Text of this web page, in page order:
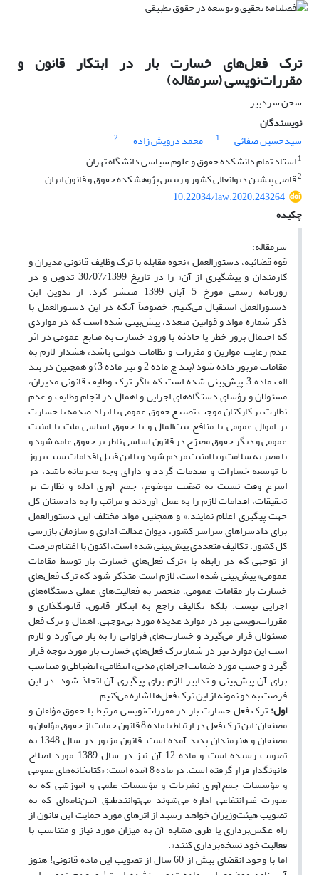
ترک فعل‌های خسارت بار در ابتکار قانون و
مقررات‌نویسی (سرمقاله)
سخن سردبیر
نویسندگان
سیدحسین صفائی
1 محمد درویش زاده
2
1استاد تمام دانشکده حقوق و علوم سیاسی دانشگاه تهران
2قاضی پیشین دیوانعالی کشور و رییس پژوهشکده حقوق و قانون ایران
10.22034/law.2020.243264
چکیده
سرمقاله:
قوه قضائیه، دستورالعمل «نحوه مقابله با ترک وظایف قانونی مدیران و
کارمندان و پیشگیری از آن» را در تاریخ 30/07/1399 تدوین و در
روزنامه رسمی مورخ 5 آبان 1399 منتشر کرد. از تدوین این
دستورالعمل استقبال می‌کنیم. خصوصاً آنکه در این دستورالعمل با
ذکر شماره مواد و قوانین متعدد، پیش‌بینی شده است که در مواردی
که احتمال بروز خطر یا حادثه یا ورود خسارت به منابع عمومی در اثر
عدم رعایت موازین و مقررات و نظامات دولتی باشد، هشدار لازم به
مقامات مزبور داده شود (بند چ ماده 2 و نیز ماده 3) و همچنین در بند
الف ماده 3 پیش‌بینی شده است که «اگر ترک وظایف قانونی مدیران،
مسئولان و رؤسای دستگاه‌های اجرایی و اهمال در انجام وظایف و عدم
نظارت بر کارکنان موجب تضییع حقوق عمومی یا ایراد صدمه یا خسارت
بر اموال عمومی یا منافع بیت‌المال و یا حقوق اساسی ملت یا امنیت
عمومی و دیگر حقوق مصرّح در قانون اساسی ناظر بر حقوق عامه شود و
یا مضر به سلامت و یا امنیت مردم شود و یا این قبیل اقدامات سبب بروز
یا توسعه خسارات و صدمات گردد و دارای وجه مجرمانه باشد، در
اسرع وقت نسبت به تعقیب موضوع، جمع آوری ادله و نظارت بر
تحقیقات، اقدامات لازم را به عمل آوردند و مراتب را به دادستان کل
جهت پیگیری اعلام نمایند.» و همچنین مواد مختلف این دستورالعمل
برای دادسراهای سراسر کشور، دیوان عدالت اداری و سازمان بازرسی
کل کشور، تکالیف متعددی پیش‌بینی شده است، اکنون با اغتنام فرصت
از توجهی که در رابطه با «ترک فعل‌های خسارت بار توسط مقامات
عمومی» پیش‌بینی شده است، لازم است متذکر شود که ترک فعل‌های
خسارت بار مقامات عمومی، منحصر به فعالیت‌های عملی دستگاه‌های
اجرایی نیست. بلکه تکالیف راجع به ابتکار قانون، قانونگذاری و
مقررات‌نویسی نیز در موارد عدیده مورد بی‌توجهی، اهمال و ترک فعل
مسئولان قرار می‌گیرد و خسارت‌های فراوانی را به بار می‌آورد و لازم
است این موارد نیز در شمار ترک فعل‌های خسارت بار مورد توجه قرار
گیرد و حسب مورد ضمانت اجراهای مدنی، انتظامی، انضباطی و متناسب
برای آن پیش‌بینی و تدابیر لازم برای پیگیری آن اتخاذ شود. در این
فرصت به دو نمونه از این ترک فعل‌ها اشاره می‌کنیم.
اول:ترک فعل خسارت بار در مقررات‌نویسی مرتبط با حقوق مؤلفان و
مصنفان: این ترک فعل در ارتباط با ماده 8 قانون حمایت از حقوق مؤلفان و
مصنفان و هنرمندان پدید آمده است. قانون مزبور در سال 1348 به
تصویب رسیده است و ماده 12 آن نیز در سال 1389 مورد اصلاح
قانونگذار قرار گرفته است. در ماده 8 آمده است: «کتابخانه‌های عمومی
و مؤسسات جمع‌آوری نشریات و مؤسسات علمی و آموزشی که به
صورت غیرانتفاعی اداره می‌شوند می‌توانند‌طبق آیین‌نامه‌ای که به
تصویب هیئت‌وزیران خواهد رسید از اثرهای مورد حمایت این قانون از
راه عکس‌برداری یا طرق مشابه آن به میزان مورد نیاز و‌ متناسب با
فعالیت خود نسخه‌برداری کنند».
اما با وجود انقضای بیش از 60 سال از تصویب این ماده قانونی! هنوز